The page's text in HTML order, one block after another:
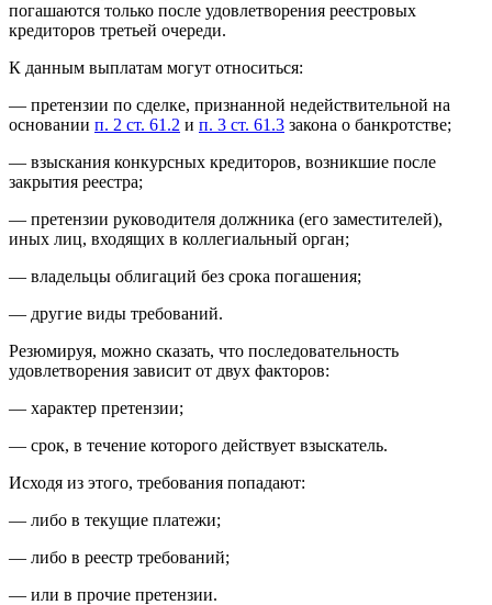
погашаются только после удовлетворения реестровых
кредиторов третьей очереди.
К данным выплатам могут относиться:
— претензии по сделке, признанной недействительной на
основании п. 2 ст. 61.2 и п. 3 ст. 61.3 закона о банкротстве;
— взыскания конкурсных кредиторов, возникшие после
закрытия реестра;
— претензии руководителя должника (его заместителей),
иных лиц, входящих в коллегиальный орган;
— владельцы облигаций без срока погашения;
— другие виды требований.
Резюмируя, можно сказать, что последовательность
удовлетворения зависит от двух факторов:
— характер претензии;
— срок, в течение которого действует взыскатель.
Исходя из этого, требования попадают:
— либо в текущие платежи;
— либо в реестр требований;
— или в прочие претензии.